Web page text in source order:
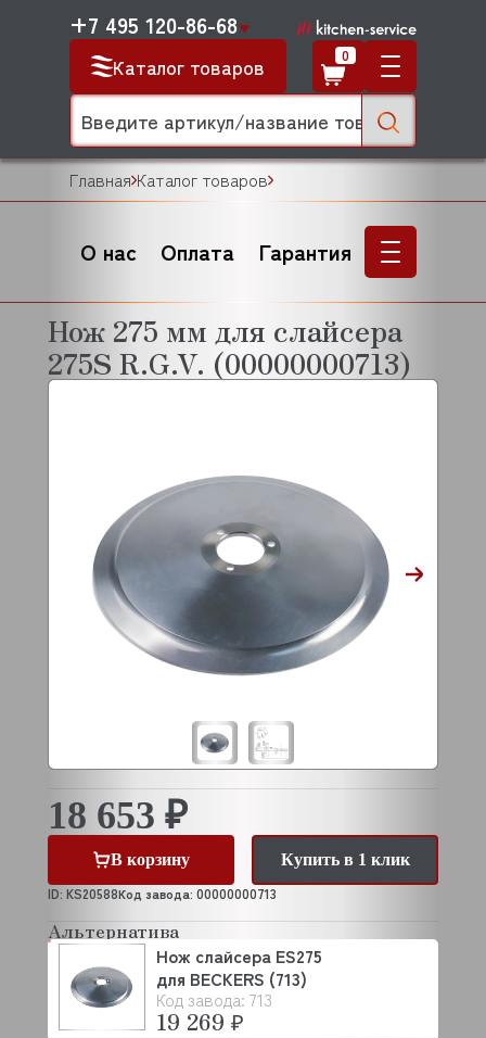
Каталог товаров
+7 495 120-86-68
0
Главная Каталог товаров
О нас Оплата Гарантия
Нож 275 мм для слайсера
275S R.G.V. (00000000713)
18 653 ₽
В корзину
Купить в 1 клик
ID: KS20588Код завода: 00000000713
Альтернатива
Код завода: 713
Нож слайсера ES275
для BECKERS (713)
19 269 ₽